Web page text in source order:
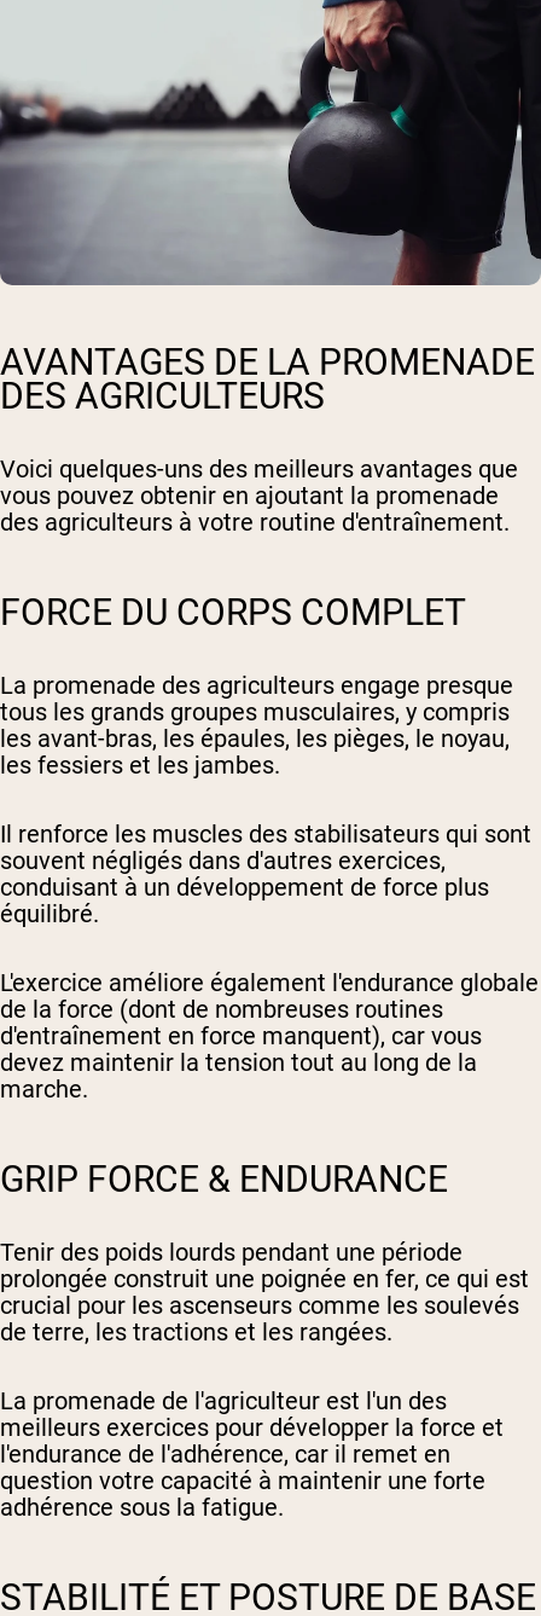
AVANTAGES DE LA PROMENADE
DES AGRICULTEURS
Voici quelques-uns des meilleurs avantages que
vous pouvez obtenir en ajoutant la promenade
des agriculteurs à votre routine d'entraînement.
FORCE DU CORPS COMPLET
La promenade des agriculteurs engage presque
tous les grands groupes musculaires, y compris
les avant-bras, les épaules, les pièges, le noyau,
les fessiers et les jambes.
Il renforce les muscles des stabilisateurs qui sont
souvent négligés dans d'autres exercices,
conduisant à un développement de force plus
équilibré.
L'exercice améliore également l'endurance globale
de la force (dont de nombreuses routines
d'entraînement en force manquent), car vous
devez maintenir la tension tout au long de la
marche.
GRIP FORCE & ENDURANCE
Tenir des poids lourds pendant une période
prolongée construit une poignée en fer, ce qui est
crucial pour les ascenseurs comme les soulevés
de terre, les tractions et les rangées.
La promenade de l'agriculteur est l'un des
meilleurs exercices pour développer la force et
l'endurance de l'adhérence, car il remet en
question votre capacité à maintenir une forte
adhérence sous la fatigue.
STABILITÉ ET POSTURE DE BASE